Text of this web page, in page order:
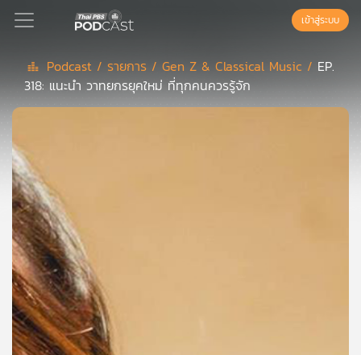
Podcast
เพล
ย์
ลิ
สต์
แนะนำ
เพล
ย์
ลิ
สต์
ของ
เข้าสู่ระบบ
Podcast / รายการ /Gen Z & Classical Music / EP.
318: แนะนำ วาทยกรยุคใหม่ ที่ทุกคนควรรู้จัก